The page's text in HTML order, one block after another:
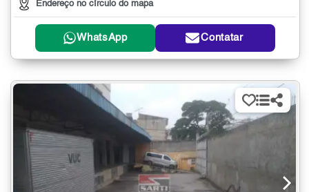
Endereço no círculo do mapa
WhatsApp Contatar